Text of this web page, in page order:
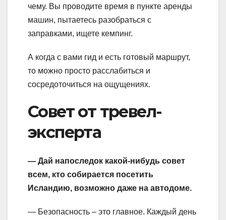
чему. Вы проводите время в пункте аренды
машин, пытаетесь разобраться с
заправками, ищете кемпинг.
А когда с вами гид и есть готовый маршрут,
то можно просто расслабиться и
сосредоточиться на ощущениях.
Совет от тревел-
эксперта
— Дай напоследок какой-нибудь совет
всем, кто собирается посетить
Исландию, возможно даже на автодоме.
— Безопасность – это главное. Каждый день